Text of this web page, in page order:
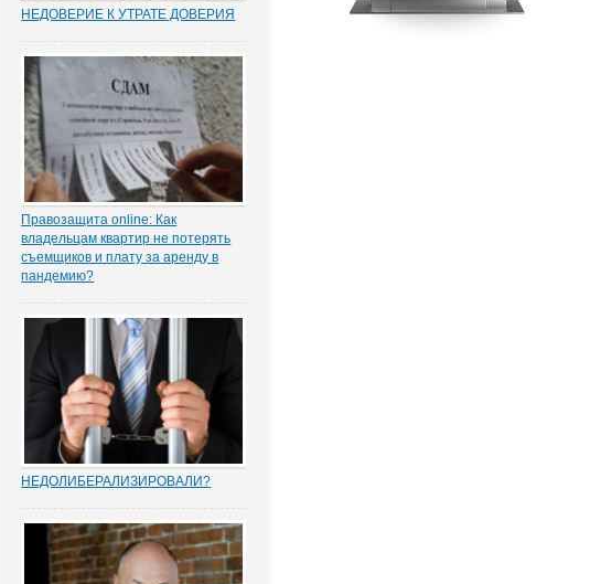
НЕДОВЕРИЕ К УТРАТЕ ДОВЕРИЯ
относительно новый правовой
институт в России. Норма об этом
(п. 7.1 ч. 1 ст. 81 ТК РФ) появилась в
Трудовом кодексе в 2012 году в
ходе совершенствования...
Правозащита online: Как
владельцам квартир не потерять
съемщиков и плату за аренду в
пандемию?
спроса, отметила в интервью
порталу «ЗАКОНИЯ» главный
юрисконсульт проектов судебной
практики Ольга Старых.
НEДОЛИБЕРАЛИЗИРОВАЛИ?
судебную систему следует
усовершенствовать, и она не
защищает частную собственность.